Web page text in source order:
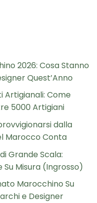
2026: Cosa Stanno
Quest’Anno
Artigianali: Come
5000 Artigiani
dalla
Marocco Conta
Grande Scala:
Su Misura (Ingrosso)
Marocchino Su
e Designer